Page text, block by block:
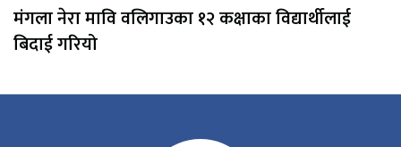
मंगला नेरा मावि वलिगाउका १२ कक्षाका विद्यार्थीलाई
बिदाई गरियो